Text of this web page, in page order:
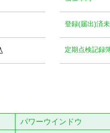
登録(届出)済
定期点検記録
パワーウインドウ